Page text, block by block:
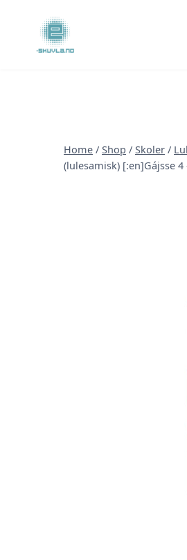
content
Home / Shop / Skoler /
(lulesamisk) [:en]Gájsse